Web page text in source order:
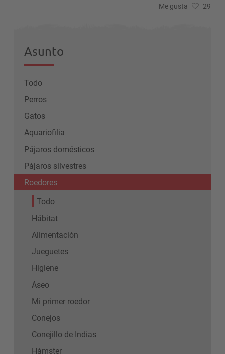
Me gusta 29
Asunto
Todo
Perros
Gatos
Aquariofilia
Pájaros domésticos
Pájaros silvestres
Roedores
Todo
Hábitat
Alimentación
Jueguetes
Higiene
Aseo
Mi primer roedor
Conejos
Conejillo de Indias
Hámster